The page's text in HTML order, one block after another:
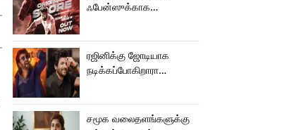
ஃபேன்ஸுக்காக
ரஜினிக்கு ஜோடியாக
நடிக்கப்போகிறாரா
சமூக வலைதளங்களுக்கு